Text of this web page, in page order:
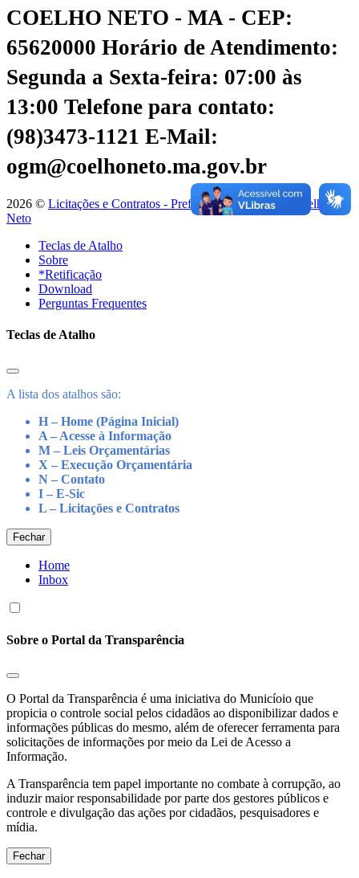
COELHO NETO - MA - CEP:
65620000 Horário de Atendimento:
Segunda a Sexta-feira: 07:00 às
13:00 Telefone para contato:
(98)3473-1121 E-Mail:
ogm@coelhoneto.ma.gov.br
2026 © Licitações e Contratos - Prefeitura Municipal de Coelho
Neto
Teclas de Atalho
Sobre
*Retificação
Download
Perguntas Frequentes
Teclas de Atalho
A lista dos atalhos são:
H – Home (Página Inicial)
A – Acesse à Informação
M – Leis Orçamentárias
X – Execução Orçamentária
N – Contato
I – E-Sic
L – Licitações e Contratos
Fechar
Home
Inbox
Sobre o Portal da Transparência
O Portal da Transparência é uma iniciativa do Municíoio que
propicia o controle social pelos cidadãos ao disponibilizar dados e
informações públicas do mesmo, além de oferecer ferramenta para
solicitações de informações por meio da Lei de Acesso a
Informação.
A Transparência tem papel importante no combate à corrupção, ao
induzir maior responsabilidade por parte dos gestores públicos e
controle e divulgação das ações por cidadãos, pesquisadores e
mídia.
Fechar